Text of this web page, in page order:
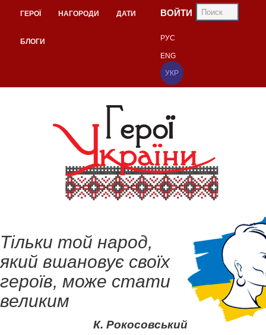
ГЕРОЇ НАГОРОДИ ДАТИ
БЛОГИ
ВОЙТИ
РУС
ENG
УКР
Тільки той народ,
який вшановує своїх
героїв, може стати
великим
К. Рокосовський